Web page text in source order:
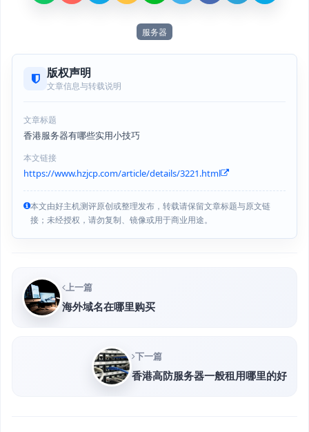
服务器
版权声明
文章信息与转载说明
文章标题
香港服务器有哪些实用小技巧
本文链接
https://www.hzjcp.com/article/details/3221.html
本文由好主机测评原创或整理发布，转载请保留文章标题与原文链
接；未经授权，请勿复制、镜像或用于商业用途。
上一篇
海外域名在哪里购买
下一篇
香港高防服务器一般租用哪里的好